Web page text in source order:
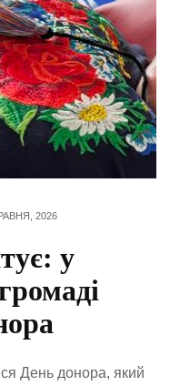
2026
у
День донора, який